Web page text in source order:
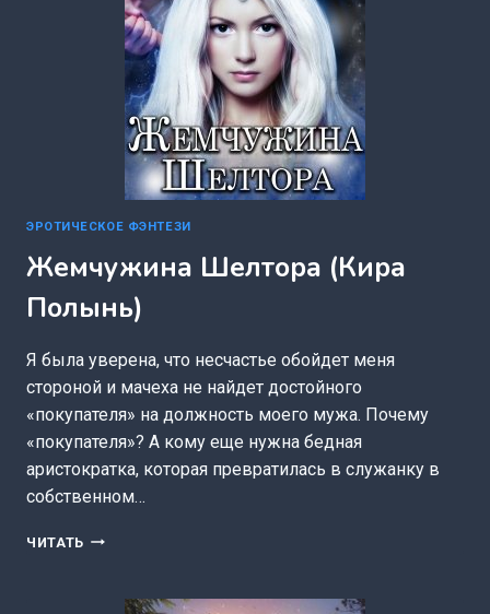
ЭРОТИЧЕСКОЕ ФЭНТЕЗИ
Жемчужина Шелтора (Кира
Полынь)
Я была уверена, что несчастье обойдет меня
стороной и мачеха не найдет достойного
«покупателя» на должность моего мужа. Почему
«покупателя»? А кому еще нужна бедная
аристократка, которая превратилась в служанку в
собственном…
ЧИТАТЬ ЖЕМЧУЖИНА
ПОЛЫНЬ)